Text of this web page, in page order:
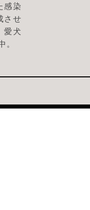
感染
させ
愛犬
。